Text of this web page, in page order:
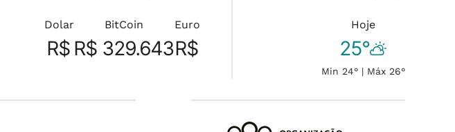
Dolar
R$
BitCoin
R$ 329.643
Euro
R$
Hoje
25°
Min 24° | Máx 26°